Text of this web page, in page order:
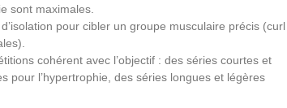
sont maximales.
pour cibler un groupe musculaire précis (curl
cohérent avec l’objectif : des séries courtes et
pour l’hypertrophie, des séries longues et légères